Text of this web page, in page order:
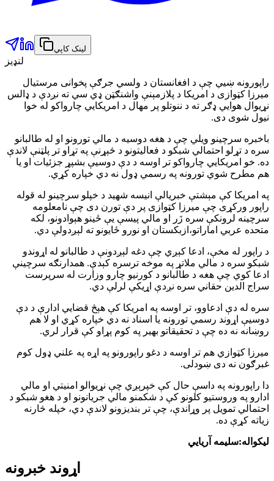
لینک کاپي
لنډیز
راپورونه ښيي چې د افغانستان د ولسي جرګې پخوانی مرستیال
میرزا کټوازی د امریکا د پلازمېنې واشنګټن ډي سي ته نږدې د ډالس
نړیوال هوایي ډګر ته د ننوتلو پر مهال د امریکايي چارواکو له خوا
نیول شوی دی.
باخبره سرچینو ویلي چې د هغه دوسیه د مالي تورونو او له طالبانو
سره د تړلو احتمالي شبکو د فعالیتونو د څېړنې په تړاو تر پلټنې لاندې
ده. خو امریکايي چارواکو تر اوسه د دې دوسیې بشپړ جزئیات او یا
هم مطرح شوي تورونه په رسمي ډول نه دي خپاره کړي.
په امریکا کې مېشتې خبریالې انیسه شهید د خپلو سرچینو له قوله
راپور ورکړی چې میرزا کټوازی پر دې تورن دی چې نامعلومه
سرچینه لرونکې سره زَر او مالي پیسې یې ځینو هېوادونو، لکه
متحده عربي اماراتو،ازبکستان او نورو ځایونو ته لېږدولې دي.
د راپور له مخې، ادعا کېږي چې دغه لېږدونې د طالبانو له اړوندو
شبکو سره د مالي ملاتړ په موخه ترسره کېدې. همدارنګه سرچینې
ادعا کوي چې هغه د طالبانو د کورنیو چارو وزارت له سرپرست
سراج الدین حقاني سره نږدې اړیکې لرلې دي.
سره له دې ادعاوو، تر اوسه په امریکا کې هېڅ قضايي ادارې د دې
دوسیې اړوند رسمي تورونه یا اسناد نه دي خپاره کړي او لا هم
روښانه نه ده چې د تحقیقاتو بهیر په کوم پړاو کې قرار لري.
میرزا کټوازي هم تر اوسه د دغو راپورونو په اړه په علني ډول کوم
غبرګون نه دی ښودلی.
دا راپورونه په داسې حال کې خپرېږي چې نړیوالو امنیتي او مالي
ادارو په وروستیو کلونو کې د شکمنو مالي جریانونو او د هغو شبکو د
احتمالي تمویل پر وړاندې، چې تر بندیزونو لاندې دي، خپله څارنه
زیاته کړې ده.
لیکواله:سلیمه آریايي
اړوند خبرونه